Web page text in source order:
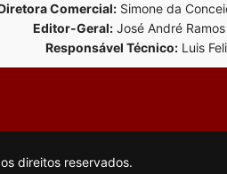
Comercial:Simone da
Editor-Geral:José André
Responsável Técnico: Luis
direitos reservados.